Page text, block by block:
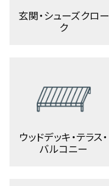
玄関・シューズクロー
ク
ウッドデッキ・テラス・
バルコニー